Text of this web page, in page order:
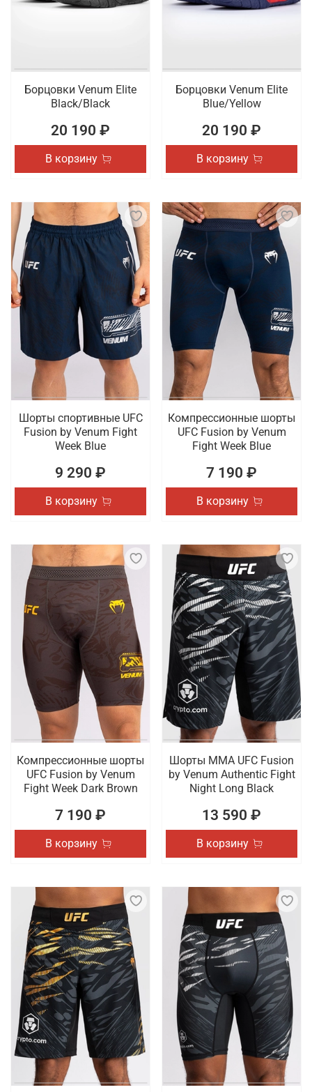
Борцовки Venum Elite
Black/Black
20 190 ₽
В корзину
Борцовки Venum Elite
Blue/Yellow
20 190 ₽
В корзину
Шорты спортивные UFC
Fusion by Venum Fight
Week Blue
9 290 ₽
В корзину
Компрессионные шорты
UFC Fusion by Venum
Fight Week Blue
7 190 ₽
В корзину
Компрессионные шорты
UFC Fusion by Venum
Fight Week Dark Brown
7 190 ₽
В корзину
Шорты ММА UFC Fusion
by Venum Authentic Fight
Night Long Black
13 590 ₽
В корзину